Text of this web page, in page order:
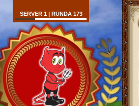
SERVER 1 | RUNDA 173